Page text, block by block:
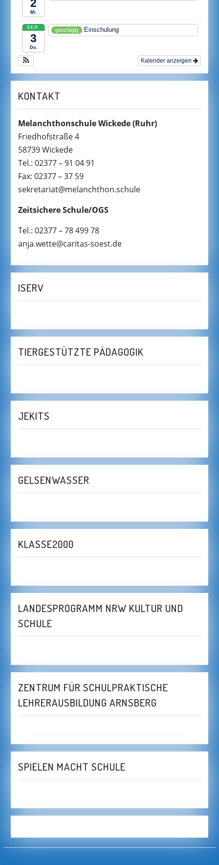
2
Mi.
SEP.
3
Do.
ganztägig Einschulung
Kalender anzeigen
KONTAKT
Melanchthonschule Wickede(Ruhr)
Friedhofstraße 4
58739 Wickede
Tel.: 02377 – 91 04 91
Fax: 02377 – 37 59
sekretariat@melanchthon.schule
Zeitsichere Schule/OGS
Tel.: 02377 – 78 499 78
anja.wette@caritas-soest.de
ISERV
TIERGESTÜTZTE PÄDAGOGIK
JEKITS
GELSENWASSER
KLASSE2000
LANDESPROGRAMM NRW KULTUR UND
SCHULE
ZENTRUM FÜR SCHULPRAKTISCHE
LEHRERAUSBILDUNG ARNSBERG
SPIELEN MACHT SCHULE